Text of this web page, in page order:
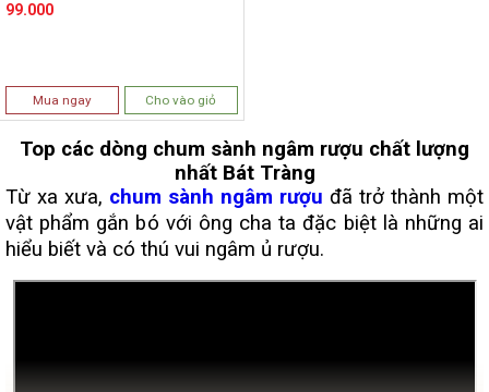
99.000
Mua ngay Cho vào giỏ
Top các dòng chum sành ngâm rượu chất lượng
nhất Bát Tràng
Từ xa xưa, chum sành ngâm rượu đã trở thành một
vật phẩm gắn bó với ông cha ta đặc biệt là những ai
hiểu biết và có thú vui ngâm ủ rượu.